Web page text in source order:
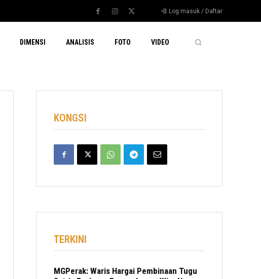
Log masuk / Daftar
DIMENSI ANALISIS FOTO VIDEO
KONGSI
TERKINI
MGPerak: Waris Hargai Pembinaan Tugu